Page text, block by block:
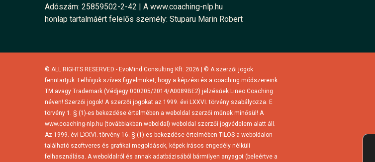
Adószám: 25859502-2-42 | A www.coaching-nlp.hu
honlap tartalmáért felelős személy: Stuparu Marin Robert
© ALL RIGHTS RESERVED - EvoMind Consulting Kft. 2026 | © A szerzői jogok
fenntartjuk. Felhívjuk szíves figyelmüket, hogy a képzési és a coaching módszereink
TM avagy Trademark (Védjegy 000205/2014/A0089BE2) jelzésűek Lineo Coaching
néven! Szerzői jogok! A szerzői jogokat az 1999. évi LXXVI. törvény szabályozza. E
törvény 1. § (1)-es bekezdése értelmében a weboldal szerzői műnek minősül! A
www.coaching-nlp.hu (továbbiakban weboldal) weboldal szerzői jogvédelem alatt áll.
Az 1999. évi LXXVI. törvény 16. § (1)-es bekezdése értelmében TILOS a weboldalon
található szoftveres és grafikai megoldások, képek írásos engedély nélküli
felhasználása. A weboldalról és annak adatbázisából bármilyen anyagot (beleértve a